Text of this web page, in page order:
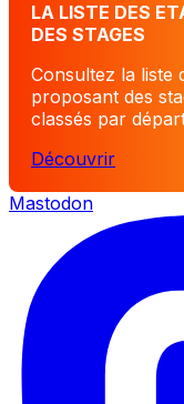
LA LISTE DES
DES STAGES
Consultez la liste
proposant des
classés par
Découvrir
Mastodon